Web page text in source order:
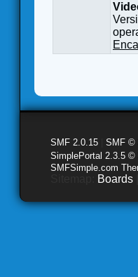
SMF 2.0.15 SMF ©
SimplePortal 2.3.5 ©
SMFSimple.com
Boards